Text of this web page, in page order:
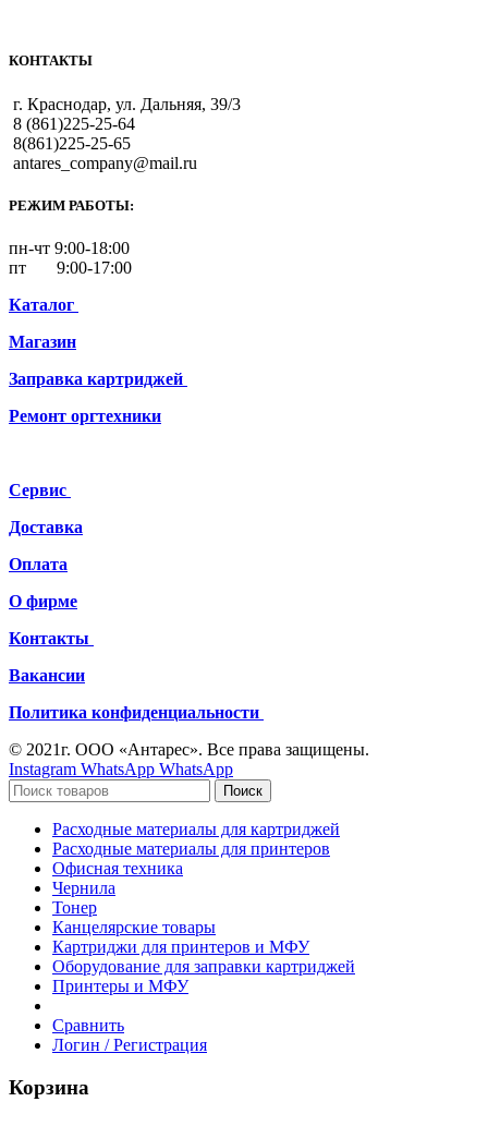
КОНТАКТЫ
г. Краснодар, ул. Дальняя, 39/3
8 (861)225-25-64
8(861)225-25-65
antares_company@mail.ru
РЕЖИМ РАБОТЫ:
пн-чт 9:00-18:00
пт 9:00-17:00
Каталог
Магазин
Заправка картриджей
Ремонт оргтехники
Сервис
Доставка
Оплата
О фирме
Контакты
Вакансии
Политика конфиденциальности
© 2021г. ООО «Антарес». Все права защищены.
Instagram WhatsApp WhatsApp
Поиск
Расходные материалы для картриджей
Расходные материалы для принтеров
Офисная техника
Чернила
Тонер
Канцелярские товары
Картриджи для принтеров и МФУ
Оборудование для заправки картриджей
Принтеры и МФУ
Сравнить
Логин / Регистрация
Корзина